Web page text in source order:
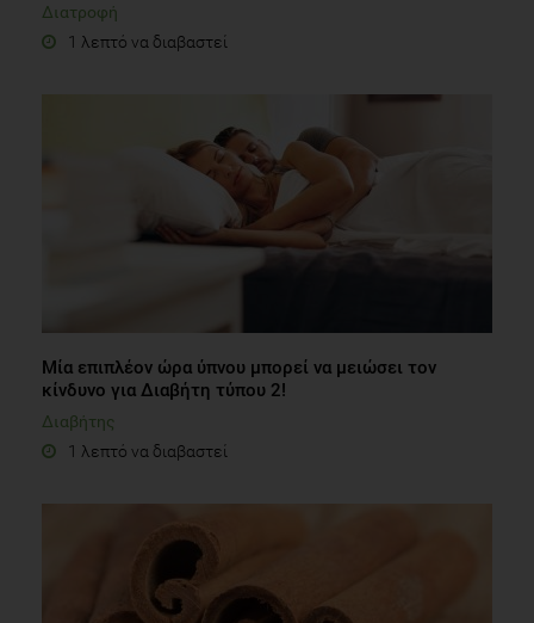
Διατροφή
1 λεπτό να διαβαστεί
Μία επιπλέον ώρα ύπνου μπορεί να μειώσει τον
κίνδυνο για Διαβήτη τύπου 2!
Διαβήτης
1 λεπτό να διαβαστεί